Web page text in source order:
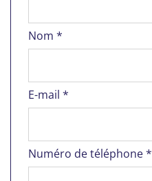
Nom *
E-mail *
Numéro de téléphone *